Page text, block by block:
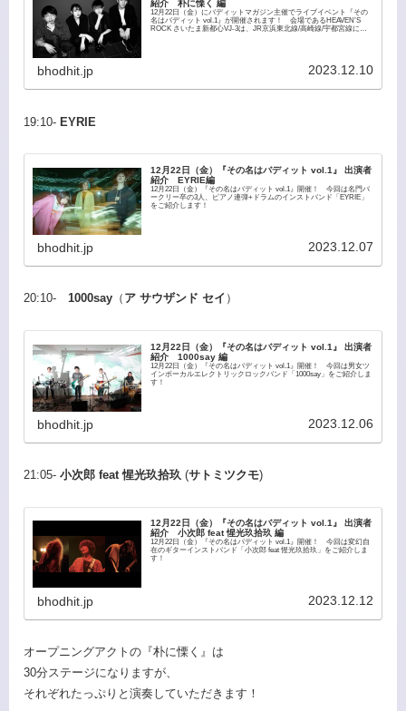
紹介 朴に慄く 編
12月22日（金）にバディットマガジン主催でライブイベント『その
名はバディット vol.1』が開催されます！ 会場であるHEAVEN’S
ROCK さいたま新都心VJ-3は、JR京浜東北線/高崎線/宇都宮線にて
bhodhit.jp 2023.12.10
19:10- EYRIE
12月22日（金）『その名はバディット vol.1』 出演者
紹介 EYRIE編
12月22日（金）『その名はバディット vol.1』開催！ 今回は名門バ
ークリー卒の3人、ピアノ連弾+ドラムのインストバンド「EYRIE」
をご紹介します！
bhodhit.jp 2023.12.07
20:10- 1000say （ ア サウザンド セイ ）
12月22日（金）『その名はバディット vol.1』 出演者
紹介 1000say 編
12月22日（金）『その名はバディット vol.1』開催！ 今回は男女ツ
インボーカルエレクトリックロックバンド「1000say」をご紹介しま
す！
bhodhit.jp 2023.12.06
21:05- ⼩次郎 feat 惺光玖拾玖 (サトミツクモ)
12月22日（金）『その名はバディット vol.1』 出演者
紹介 ⼩次郎 feat 惺光玖拾玖 編
12月22日（金）『その名はバディット vol.1』開催！ 今回は変幻自
在のギターインストバンド「小次郎 feat 惺光玖拾玖」をご紹介しま
す！
bhodhit.jp 2023.12.12
オープニングアクトの『朴に慄く』は
30分ステージになりますが、
それぞれたっぷりと演奏していただきます！